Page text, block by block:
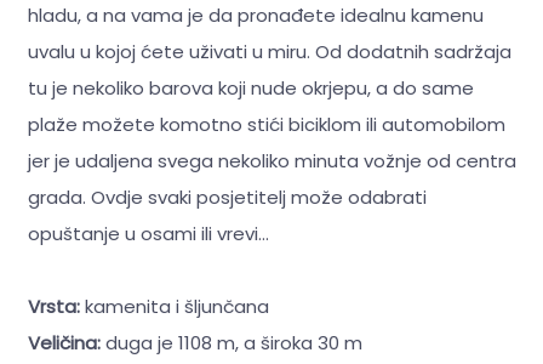
hladu, a na vama je da pronađete idealnu kamenu
uvalu u kojoj ćete uživati u miru. Od dodatnih sadržaja
tu je nekoliko barova koji nude okrjepu, a do same
plaže možete komotno stići biciklom ili automobilom
jer je udaljena svega nekoliko minuta vožnje od centra
grada. Ovdje svaki posjetitelj može odabrati
opuštanje u osami ili vrevi...
Vrsta:kamenita i šljunčana
Veličina:duga je 1108 m, a široka 30 m